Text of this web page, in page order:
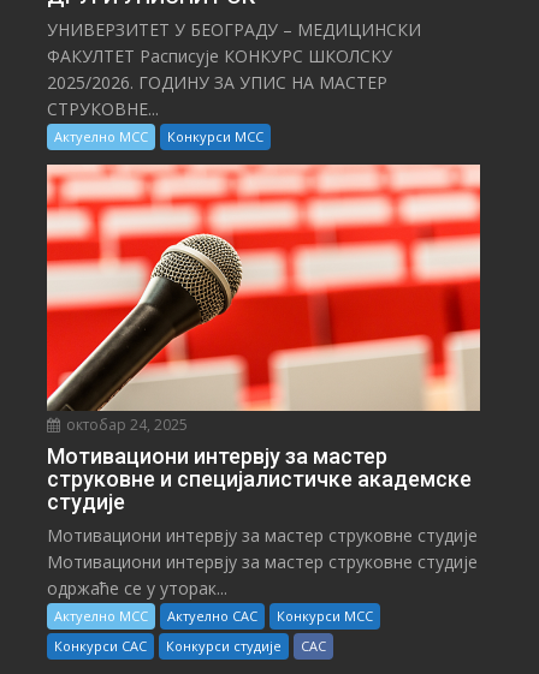
УНИВЕРЗИТЕТ У БЕОГРАДУ – МЕДИЦИНСКИ
ФАКУЛТЕТ Расписује КОНКУРС ШКОЛСКУ
2025/⁠2026. ГОДИНУ ЗА УПИС НА МАСТЕР
СТРУКОВНЕ...
Актуелно МСС Конкурси МСС
октобар 24, 2025
Мотивациони интервју за мастер
струковне и специјалистичке академске
студије
Мотивациони интервју за мастер струковне студије
Мотивациони интервју за мастер струковне студије
одржаће се у уторак...
Актуелно МСС Актуелно САС
Конкурси МСС
Конкурси САС
Конкурси студије САС